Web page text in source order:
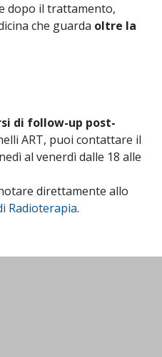
dopo il trattamento,
che guarda oltre la
di follow-up post-
ART, puoi contattare il
al venerdì dalle 18 alle
direttamente allo
Radioterapia.